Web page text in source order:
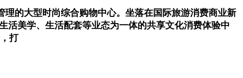
的大型时尚综合购物中心。坐落在国际旅游消费商业新
活美学、生活配套等业态为一体的共享文化消费体验中
打